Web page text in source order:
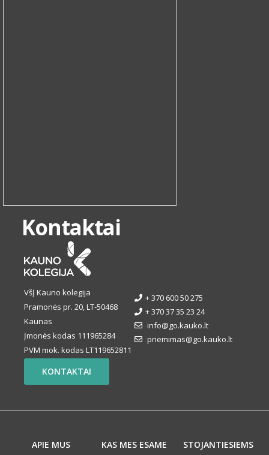
Kontaktai
VšĮ Kauno kolegija
Pramonės pr. 20, LT-50468
Kaunas
Įmonės kodas 111965284
PVM mok. kodas LT119652811
+ 370 600 50 275
+ 370 37 35 23 24
info@go.kauko.lt
priemimas@go.kauko.lt
KONTAKTAI
APIE MUS KAS MES ESAME STOJANTIESIEMS